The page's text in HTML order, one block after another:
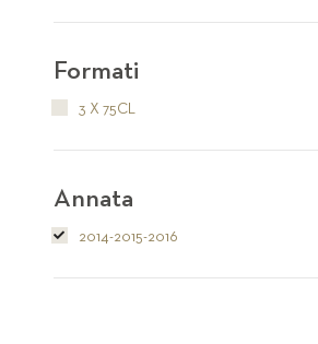
Formati
3 X 75CL
Annata
2014-2015-2016